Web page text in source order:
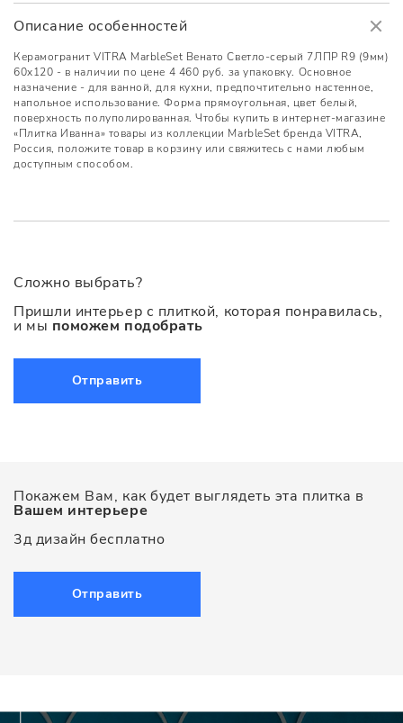
Описание особенностей
Керамогранит VITRA MarbleSet Венато Светло-серый 7ЛПР R9 (9мм)
60x120 - в наличии по цене 4 460 руб. за упаковку. Основное
назначение - для ванной, для кухни, предпочтительно настенное,
напольное использование. Форма прямоугольная, цвет белый,
поверхность полуполированная. Чтобы купить в интернет-магазине
«Плитка Иванна» товары из коллекции MarbleSet бренда VITRA,
Россия, положите товар в корзину или свяжитесь с нами любым
доступным способом.
Сложно выбрать?
Пришли интерьер с плиткой, которая понравилась,
и мы поможем подобрать
Отправить
Покажем Вам, как будет выглядеть эта плитка в
Вашем интерьере
3д дизайн бесплатно
Отправить